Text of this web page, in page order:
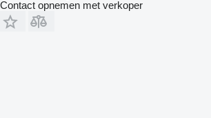
Contact opnemen met verkoper